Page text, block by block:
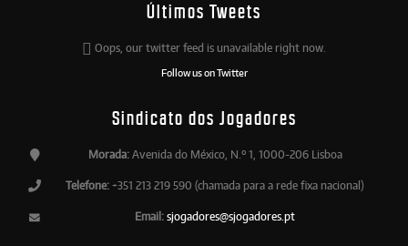
Últimos Tweets
Oops, our twitter feed is unavailable right now.
Follow us on Twitter
Sindicato dos Jogadores
Morada:Avenida do México, N.º 1, 1000-206 Lisboa
Telefone: +351 213 219 590 (chamada para a rede fixa nacional)
Email: sjogadores@sjogadores.pt